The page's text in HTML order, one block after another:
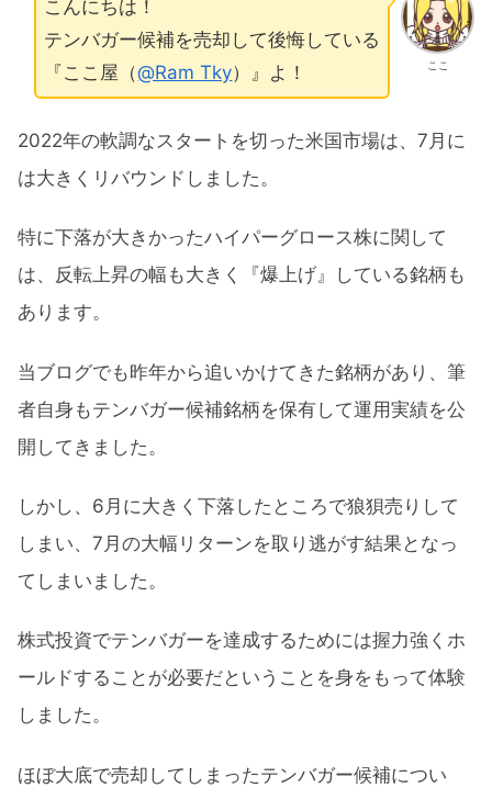
ここ
こんにちは！
テンバガー候補を売却して後悔している
『ここ屋（@Ram Tky）』よ！
2022年の軟調なスタートを切った米国市場は、7月に
は大きくリバウンドしました。
特に下落が大きかったハイパーグロース株に関して
は、反転上昇の幅も大きく『爆上げ』している銘柄も
あります。
当ブログでも昨年から追いかけてきた銘柄があり、筆
者自身もテンバガー候補銘柄を保有して運用実績を公
開してきました。
しかし、6月に大きく下落したところで狼狽売りして
しまい、7月の大幅リターンを取り逃がす結果となっ
てしまいました。
株式投資でテンバガーを達成するためには握力強くホ
ールドすることが必要だということを身をもって体験
しました。
ほぼ大底で売却してしまったテンバガー候補につい